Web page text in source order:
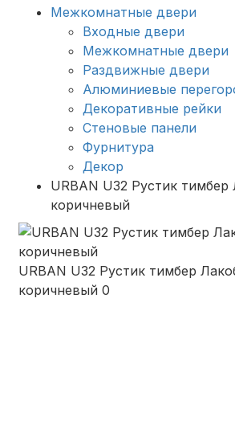
Межкомнатные двери
Входные двери
Межкомнатные двери
Раздвижные двери
Алюминиевые
Декоративные рейки
Стеновые панели
Фурнитура
Декор
URBAN U32 Рустик тимбер
коричневый
URBAN U32 Рустик тимбер
коричневый 0